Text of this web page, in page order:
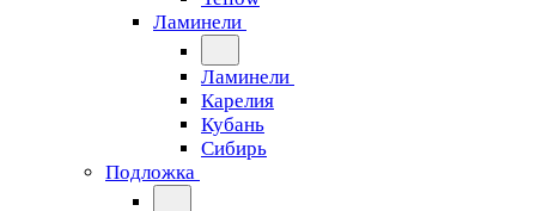
Ламинели
Ламинели
Карелия
Кубань
Сибирь
Подложка